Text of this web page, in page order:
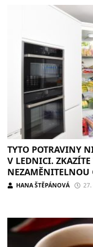
TYTO POTRAVINY
V LEDNICI. ZKAZÍTE
NEZAMĚNITELNOU
HANA ŠTĚPÁNOVÁ 27.